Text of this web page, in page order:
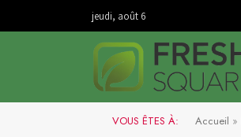
jeudi, août 6
VOUS ÊTES À: Accueil »